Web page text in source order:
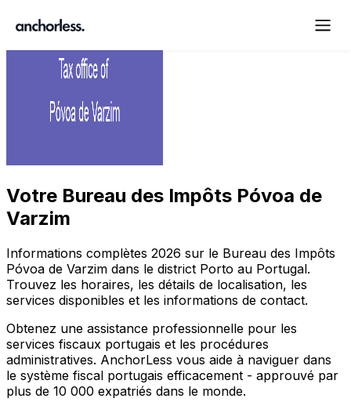
Votre Bureau des Impôts Póvoa de
Varzim
Informations complètes 2026 sur le Bureau des Impôts
Póvoa de Varzim dans le district Porto au Portugal.
Trouvez les horaires, les détails de localisation, les
services disponibles et les informations de contact.
Obtenez une assistance professionnelle pour les
services fiscaux portugais et les procédures
administratives. AnchorLess vous aide à naviguer dans
le système fiscal portugais efficacement - approuvé par
plus de 10 000 expatriés dans le monde.